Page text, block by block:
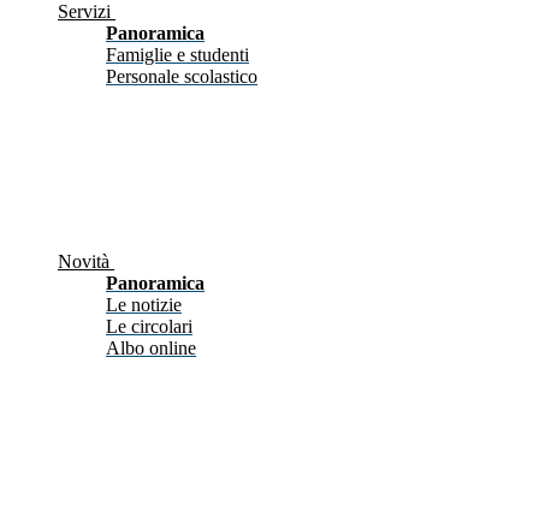
Servizi
Panoramica
Famiglie e studenti
Personale scolastico
Novità
Panoramica
Le notizie
Le circolari
Albo online